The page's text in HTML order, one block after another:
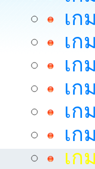
เก
เก
เก
เก
เก
เก
เก